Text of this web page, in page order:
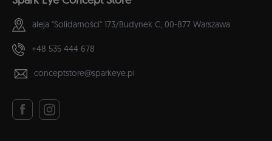
aleja "Solidarności" 173/Budynek C, 00-877 Warszawa
+48 535 444 678
conceptstore@sparkeye.pl